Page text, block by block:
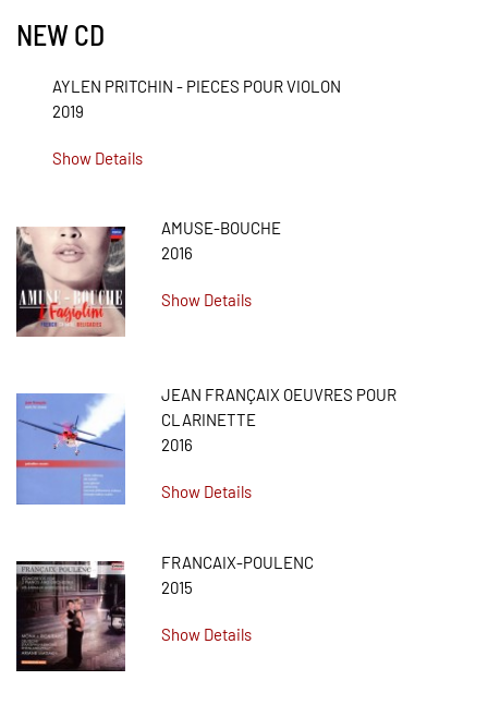
NEW CD
AYLEN PRITCHIN - PIECES POUR VIOLON
2019
Show Details
AMUSE-BOUCHE
2016
Show Details
JEAN FRANÇAIX OEUVRES POUR
CLARINETTE
2016
Show Details
FRANCAIX-POULENC
2015
Show Details